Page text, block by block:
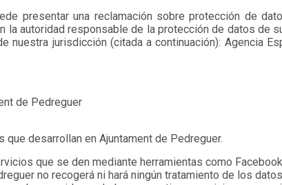
presentar una reclamación sobre protección de
la autoridad responsable de la protección de datos de
jurisdicción (citada a continuación): Agencia
de Pedreguer
desarrollan en Ajuntament de Pedreguer.
que se den mediante herramientas como
no recogerá ni hará ningún tratamiento de los